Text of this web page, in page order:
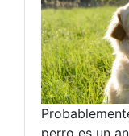
perro es un